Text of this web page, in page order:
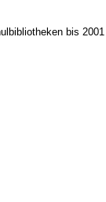
bis 2001